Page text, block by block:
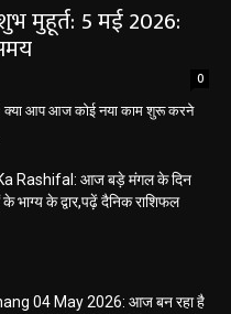
मुहूर्त: 5 मई 2026:
0
आप आज कोई नया काम शुरू करने
Rashifal: आज बड़े मंगल के दिन
भाग्य के द्वार,पढ़ें दैनिक राशिफल
04 May 2026: आज बन रहा है